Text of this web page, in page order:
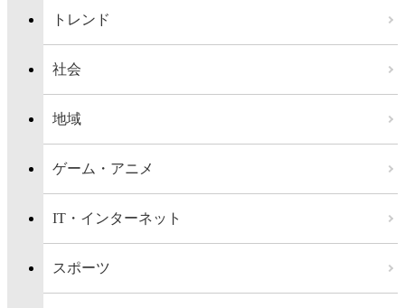
トレンド
社会
地域
ゲーム・アニメ
IT・インターネット
スポーツ